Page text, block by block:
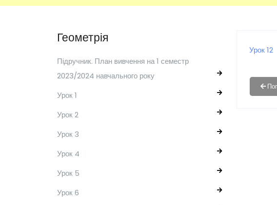
Геометрія
Підручник. План вивчення на 1 семестр
2023/2024 навчального року
Урок 1
Урок 2
Урок 3
Урок 4
Урок 5
Урок 6
Урок 12